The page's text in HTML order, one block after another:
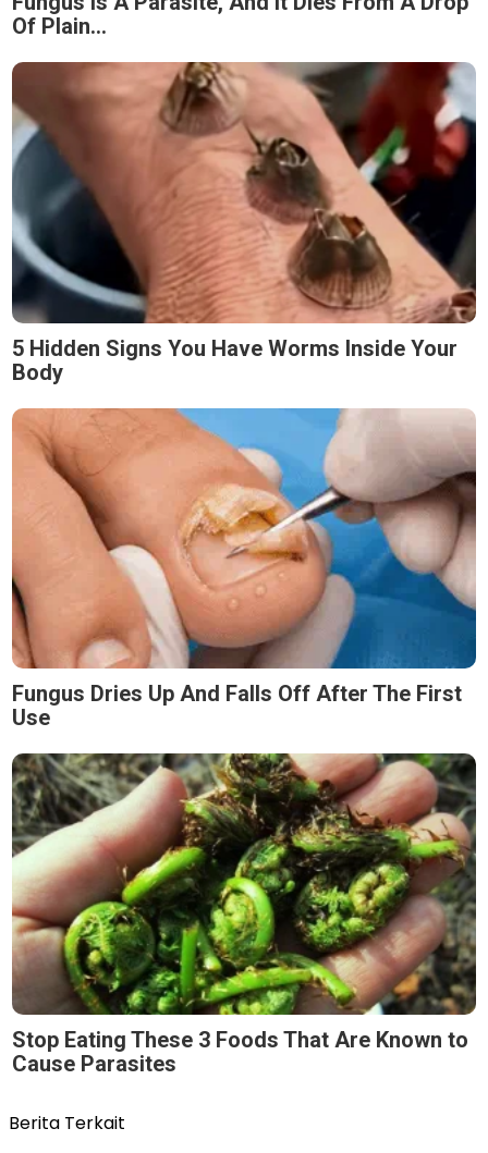
Of Plain...
5 Hidden Signs You Have Worms Inside Your
Body
Fungus Dries Up And Falls Off After The First
Use
Stop Eating These 3 Foods That Are Known to
Cause Parasites
Berita Terkait